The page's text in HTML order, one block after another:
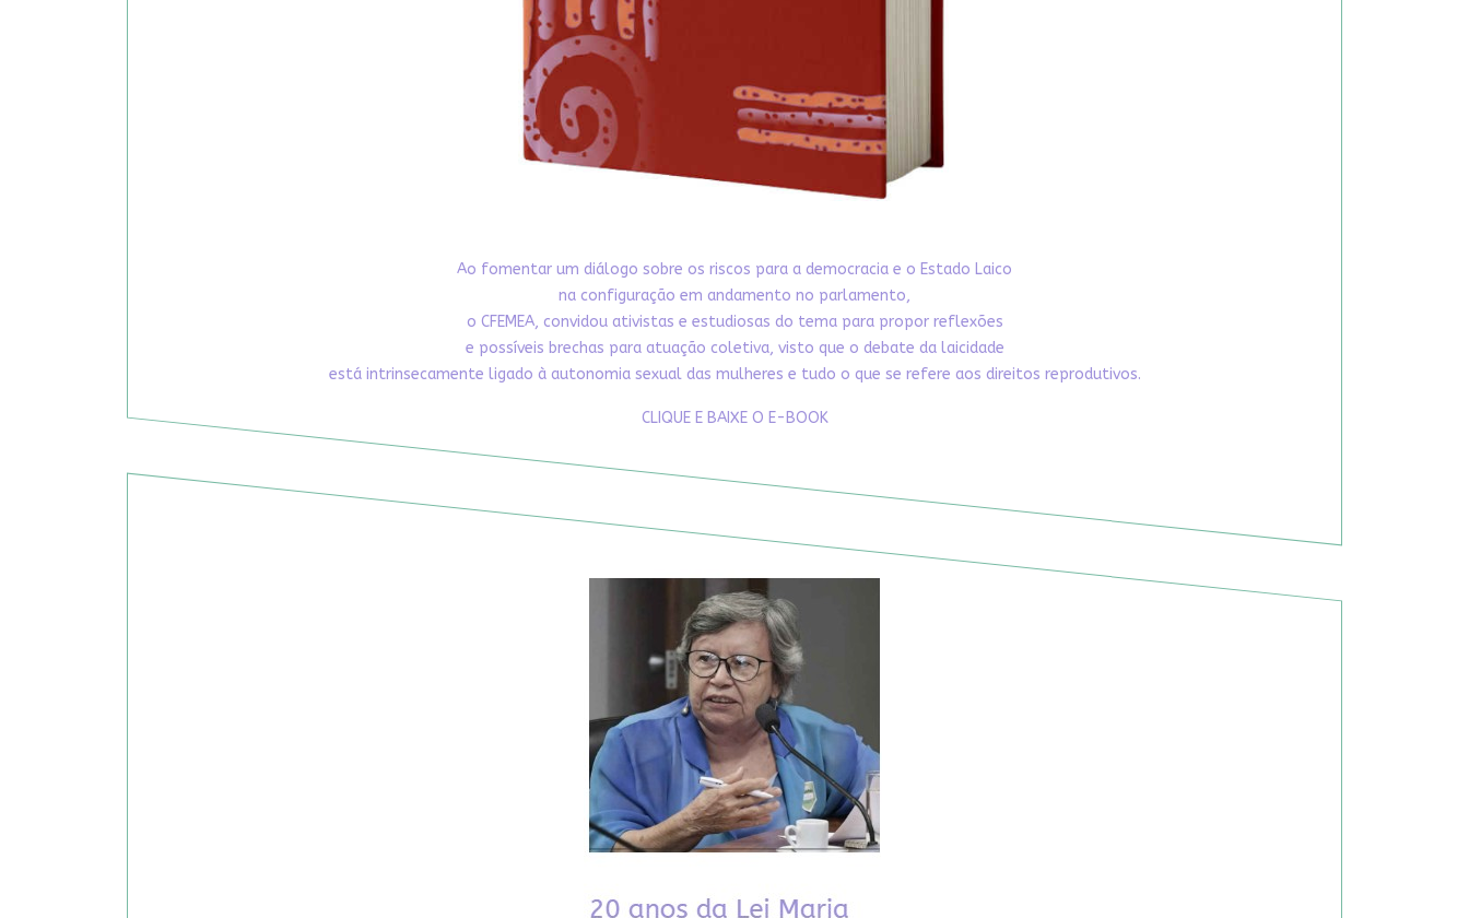
Ao fomentar um diálogo sobre os riscos para a democracia e o Estado Laico
na configuração em andamento no parlamento,
o CFEMEA, convidou ativistas e estudiosas do tema para propor reflexões
e possíveis brechas para atuação coletiva, visto que o debate da laicidade
está intrinsecamente ligado à autonomia sexual das mulheres e tudo o que se refere aos direitos reprodutivos.
CLIQUE E BAIXE O E-BOOK